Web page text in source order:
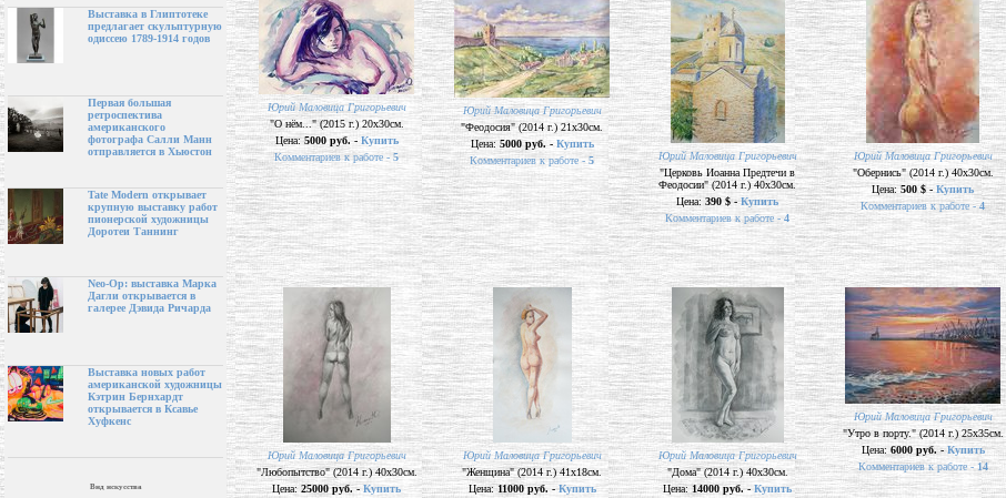
Выставка в Глиптотеке
предлагает скульптурную
одиссею 1789-1914 годов
Первая большая
ретроспектива
американского
фотографа Салли Манн
отправляется в Хьюстон
Tate Modern открывает
крупную выставку работ
пионерской художницы
Доротеи Таннинг
Neo-Op: выставка Марка
Дагли открывается в
галерее Дэвида Ричарда
Выставка новых работ
американской художницы
Кэтрин Бернхардт
открывается в Ксавье
Хуфкенс
Вид искусства
Юрий Маловица Григорьевич
"О нём..." (2015 г.) 20х30см.
Цена:5000 руб. - Купить
Комментариев к работе - 5
Юрий Маловица Григорьевич
"Феодосия" (2014 г.) 21х30см.
Цена:5000 руб. - Купить
Комментариев к работе -5
Юрий Маловица Григорьевич
"Церковь Иоанна Предтечи в
Феодосии" (2014 г.) 40х30см.
Цена: 390 $ -Купить
Комментариев к работе -4
Юрий Маловица Григорьевич
"Обернись" (2014 г.) 40х30см.
Цена:500 $ -Купить
Комментариев к работе -4
Юрий Маловица Григорьевич
"Любопытство" (2014 г.) 40х30см.
Цена:25000 руб. - Купить
Юрий Маловица Григорьевич
"Женщина" (2014 г.) 41х18см.
Цена:11000 руб. -Купить
Юрий Маловица Григорьевич
"Дома" (2014 г.) 40х30см.
Цена:14000 руб. - Купить
Юрий Маловица Григорьевич
"Утро в порту." (2014 г.) 25х35см.
Цена: 6000 руб. -Купить
Комментариев к работе -14